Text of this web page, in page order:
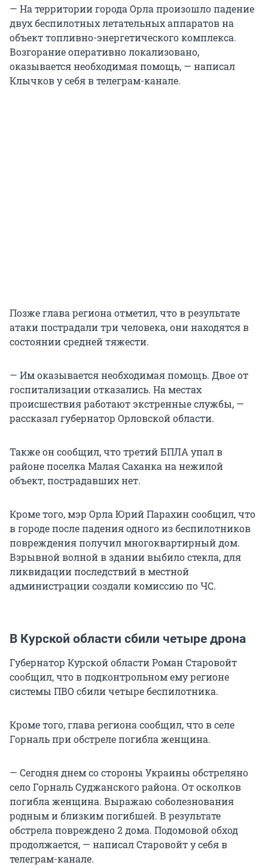
— На территории города Орла произошло падение
двух беспилотных летательных аппаратов на
объект топливно-энергетического комплекса.
Возгорание оперативно локализовано,
оказывается необходимая помощь, — написал
Клычков у себя в телеграм-канале.
Позже глава региона отметил, что в результате
атаки пострадали три человека, они находятся в
состоянии средней тяжести.
— Им оказывается необходимая помощь. Двое от
госпитализации отказались. На местах
происшествия работают экстренные службы, —
рассказал губернатор Орловской области.
Также он сообщил, что третий БПЛА упал в
районе поселка Малая Саханка на нежилой
объект, пострадавших нет.
Кроме того, мэр Орла Юрий Парахин сообщил, что
в городе после падения одного из беспилотников
повреждения получил многоквартирный дом.
Взрывной волной в здании выбило стекла, для
ликвидации последствий в местной
администрации создали комиссию по ЧС.
В Курской области сбили четыре дрона
Губернатор Курской области Роман Старовойт
сообщил, что в подконтрольном ему регионе
системы ПВО сбили четыре беспилотника.
Кроме того, глава региона сообщил, что в селе
Горналь при обстреле погибла женщина.
— Сегодня днем со стороны Украины обстреляно
село Горналь Суджанского района. От осколков
погибла женщина. Выражаю соболезнования
родным и близким погибшей. В результате
обстрела повреждено 2 дома. Подомовой обход
продолжается, — написал Старовойт у себя в
телеграм-канале.